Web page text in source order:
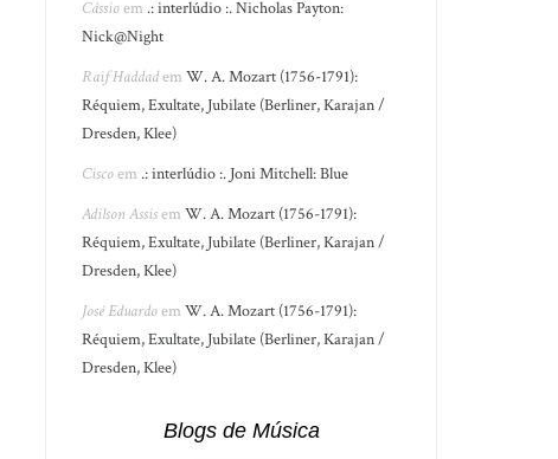
Cássioem .: interlúdio :. Nicholas Payton:
Nick@Night
Raif HaddademW. A. Mozart (1756-1791):
Réquiem, Exultate, Jubilate (Berliner, Karajan /
Dresden, Klee)
Ciscoem .: interlúdio :. Joni Mitchell: Blue
Adilson AssisemW. A. Mozart (1756-1791):
Réquiem, Exultate, Jubilate (Berliner, Karajan /
Dresden, Klee)
José EduardoemW. A. Mozart (1756-1791):
Réquiem, Exultate, Jubilate (Berliner, Karajan /
Dresden, Klee)
Blogs de Música